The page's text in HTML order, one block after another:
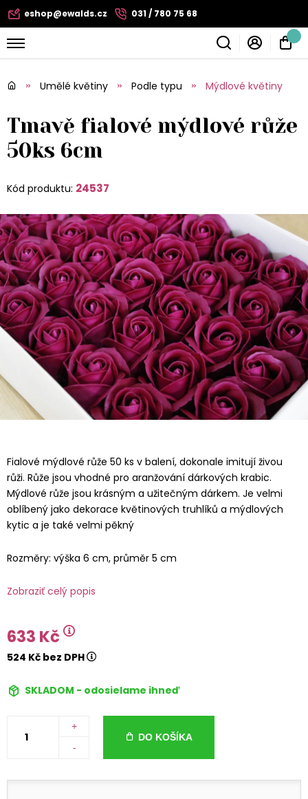
eshop@ewalds.cz 031 / 780 75 68
Umělé květiny Podle typu Mýdlové květiny
Tmavě fialové mýdlové růže
50ks 6cm
Kód produktu: 24537
Fialové mýdlové růže 50 ks v balení, dokonale imitují živou
růži. Růže jsou vhodné pro aranžování dárkových krabic.
Mýdlové růže jsou krásným a užitečným dárkem. Je velmi
oblíbený jako dekorace květinových truhlíků a mýdlových
kytic a je také velmi pěkný
Rozměry: výška 6 cm, průměr 5 cm
Zobraziť celý popis
633 Kč
524 Kč bez DPH
SKLADOM - odosielame ihneď
+
-
DO KOŠÍKA